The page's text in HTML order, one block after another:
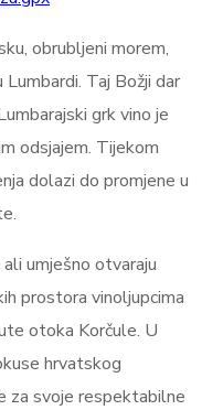
obrubljeni morem,
Lumbardi. Taj Božji dar
grk vino je
odsjajem. Tijekom
dolazi do promjene u
umješno otvaraju
prostora vinoljupcima
otoka Korčule. U
hrvatskog
za svoje respektabilne